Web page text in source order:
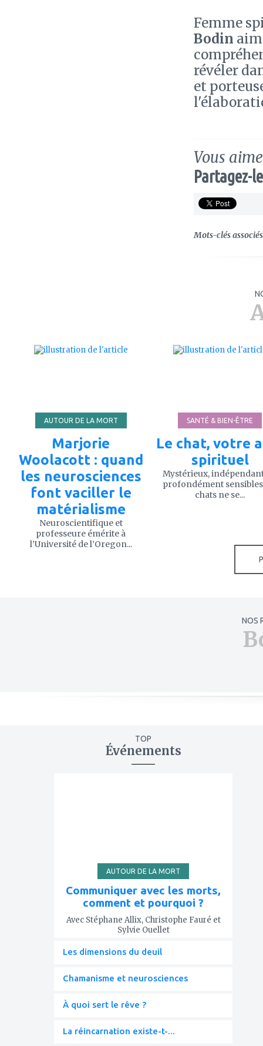
Femme
Bodin
révéler
et
Vous
Partagez-
Mots-clés
AUTOUR DE LA MORT
Marjorie
Woolacott : quand
les neurosciences
font vaciller le
matérialisme
Neuroscientifique et
professeure émérite à
l’Université de l’Oregon...
SANTÉ & BIEN-ÊTRE
Le chat, votre
spirituel
Mystérieux,
profondément
chats ne se...
NOS
TOP
Événements
AUTOUR DE LA MORT
Communiquer avec les morts,
comment et pourquoi ?
Avec Stéphane Allix, Christophe Fauré et
Sylvie Ouellet
Les dimensions du deuil
Chamanisme et neurosciences
À quoi sert le rêve ?
La réincarnation existe-t-...